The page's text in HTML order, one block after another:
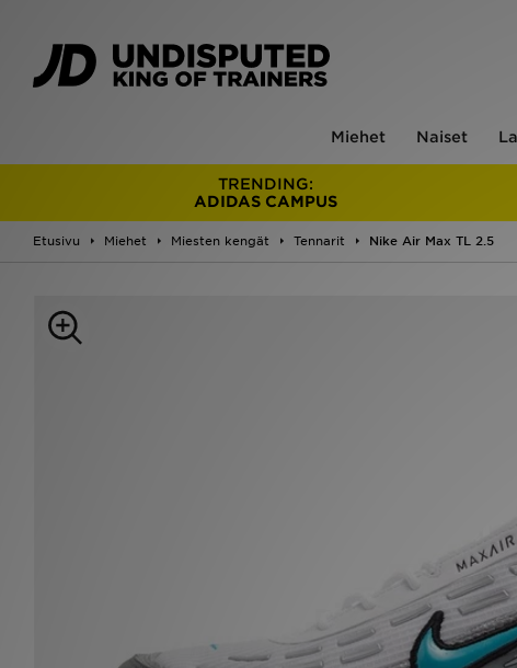
Miehet Naiset
TRENDING:
ADIDAS CAMPUS
Etusivu Miehet Miesten kengät Tennarit Nike Air Max TL 2.5